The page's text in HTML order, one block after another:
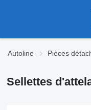
Autoline Pièces
Sellettes